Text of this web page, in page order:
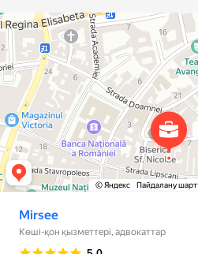
Mirsee
Юридические услуги в Бухаресте
Адвокаты в Бухаресте